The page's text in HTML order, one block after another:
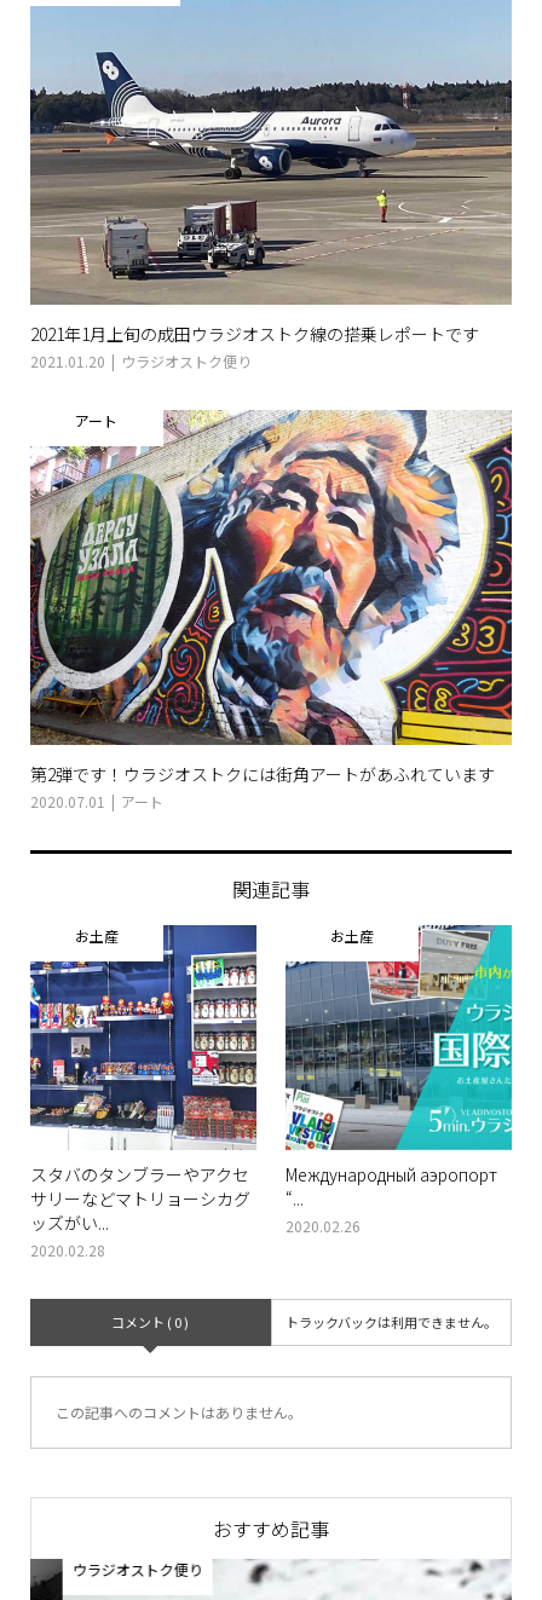
2021年1月上旬の成田ウラジオストク線の搭乗レポートです
2021.01.20 ウラジオストク便り
アート
第2弾です！ウラジオストクには街角アートがあふれています
2020.07.01 アート
関連記事
お土産
スタバのタンブラーやアクセ
サリーなどマトリョーシカグ
ッズがい...
2020.02.28
お土産
Международный аэропорт
“...
2020.02.26
コメント ( 0 ) トラックバックは利用できません。
この記事へのコメントはありません。
おすすめ記事
ウラジオストク便り